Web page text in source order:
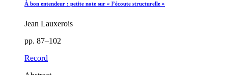
À bon entendeur : petite note sur « l’écoute structurelle »
Jean Lauxerois
pp. 87–102
Record